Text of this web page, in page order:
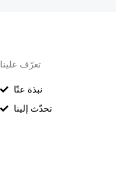
تعرّف علينا
نبذة عنّا
تحدّث إلينا